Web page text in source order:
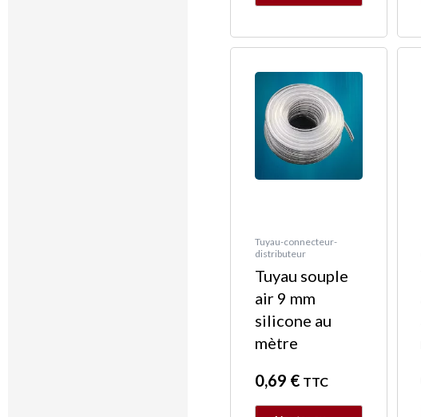
Tuyau-connecteur-
distributeur
Tuyau souple
air 9 mm
silicone au
mètre
0,69 € TTC